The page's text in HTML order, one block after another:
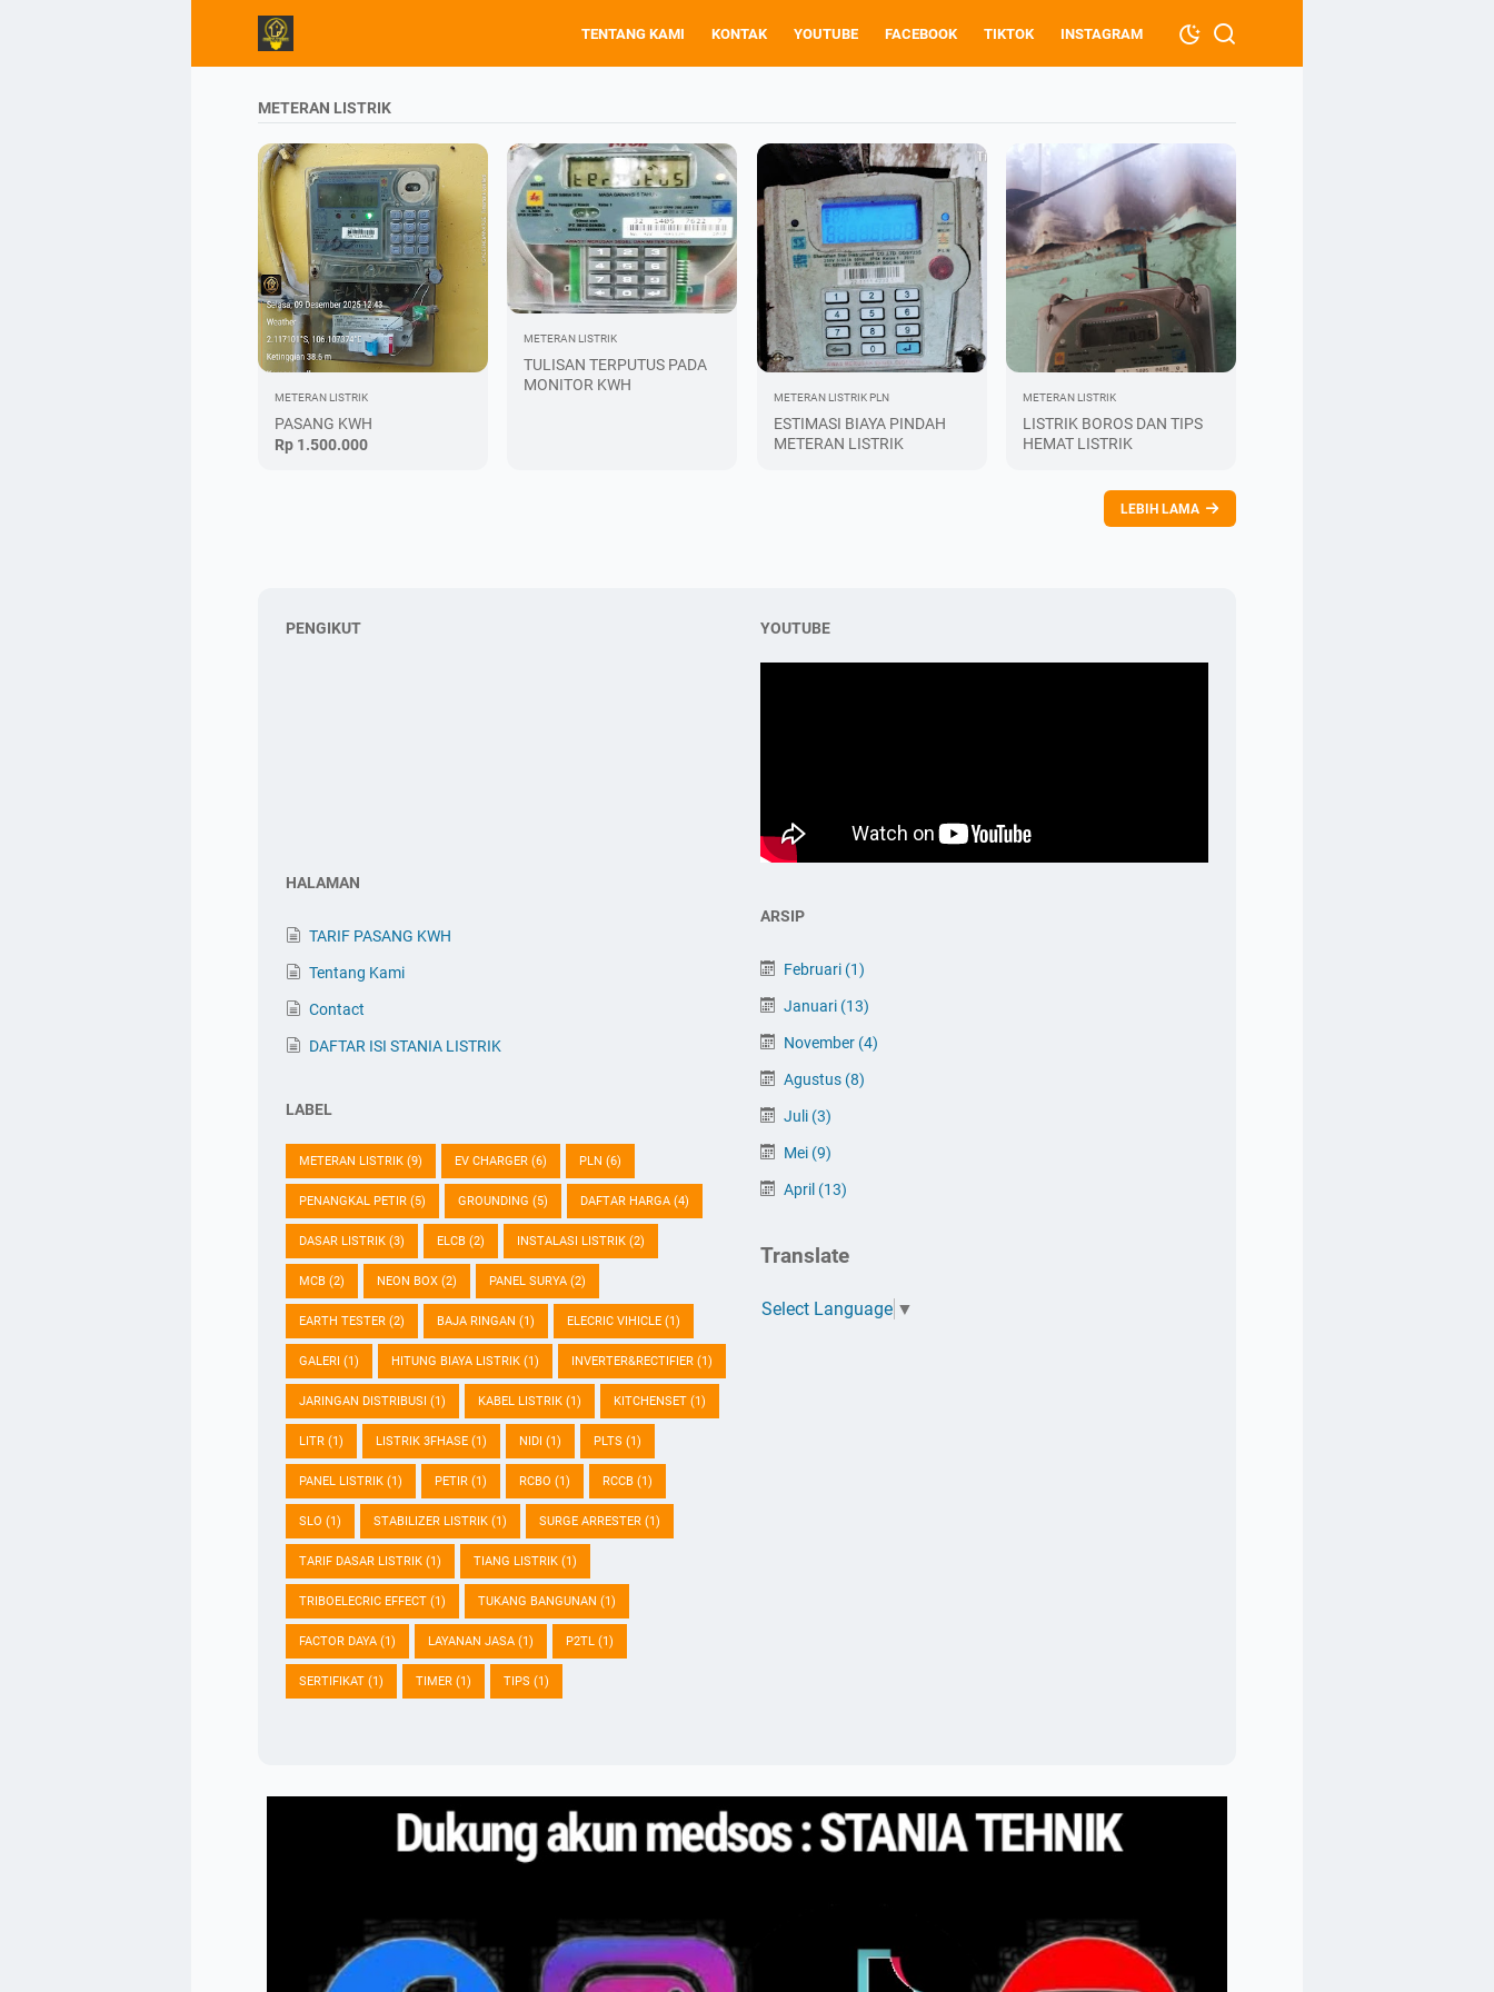
TENTANG KAMI KONTAK YOUTUBE FACEBOOK TIKTOK INSTAGRAM
METERAN LISTRIK
METERAN LISTRIK
PASANG KWH
Rp 1.500.000
METERAN LISTRIK
TULISAN TERPUTUS PADA
MONITOR KWH
METERAN LISTRIK PLN
ESTIMASI BIAYA PINDAH
METERAN LISTRIK
METERAN LISTRIK
LISTRIK BOROS DAN TIPS
HEMAT LISTRIK
LEBIH LAMA
PENGIKUT
HALAMAN
TARIF PASANG KWH
Tentang Kami
Contact
DAFTAR ISI STANIA LISTRIK
LABEL
METERAN LISTRIK (9) EV CHARGER (6) PLN (6)
PENANGKAL PETIR (5) GROUNDING (5) DAFTAR HARGA (4)
DASAR LISTRIK (3) ELCB (2) INSTALASI LISTRIK (2)
MCB (2) NEON BOX (2) PANEL SURYA (2)
EARTH TESTER (2) BAJA RINGAN (1) ELECRIC VIHICLE (1)
GALERI (1) HITUNG BIAYA LISTRIK (1) INVERTER&RECTIFIER (1)
JARINGAN DISTRIBUSI (1) KABEL LISTRIK (1) KITCHENSET (1)
LITR (1) LISTRIK 3FHASE (1) NIDI (1) PLTS (1)
PANEL LISTRIK (1) PETIR (1) RCBO (1) RCCB (1)
SLO (1) STABILIZER LISTRIK (1) SURGE ARRESTER (1)
TARIF DASAR LISTRIK (1) TIANG LISTRIK (1)
TRIBOELECRIC EFFECT (1) TUKANG BANGUNAN (1)
FACTOR DAYA (1) LAYANAN JASA (1) P2TL (1)
SERTIFIKAT (1) TIMER (1) TIPS (1)
YOUTUBE
ARSIP
Februari (1)
Januari (13)
November (4)
Agustus (8)
Juli (3)
Mei (9)
April (13)
Translate
Select Language ▼